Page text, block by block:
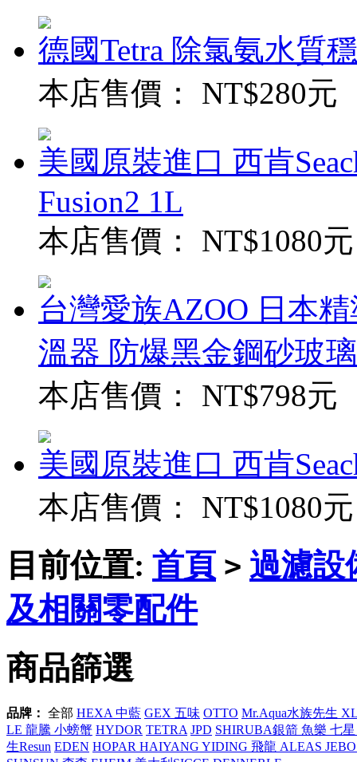
德國Tetra 除氯氨水質
本店售價： NT$280元
美國原裝進口 西肯
Fusion2 1L
本店售價： NT$1080元
台灣愛族AZOO 日本
溫器 防爆黑金鋼砂玻璃
本店售價： NT$798元
美國原裝進口 西肯
本店售價： NT$1080元
目前位置: 首頁 > 過濾設
及相關零配件
商品篩選
品牌： 全部 HEXA 中藍 GEX 五味 OTTO Mr.Aqua水族先生
LE 龍騰 小螃蟹 HYDOR TETRA JPD SHIRUBA銀箭 魚樂 七星
生Resun EDEN HOPAR HAIYANG YIDING 飛龍 ALEAS